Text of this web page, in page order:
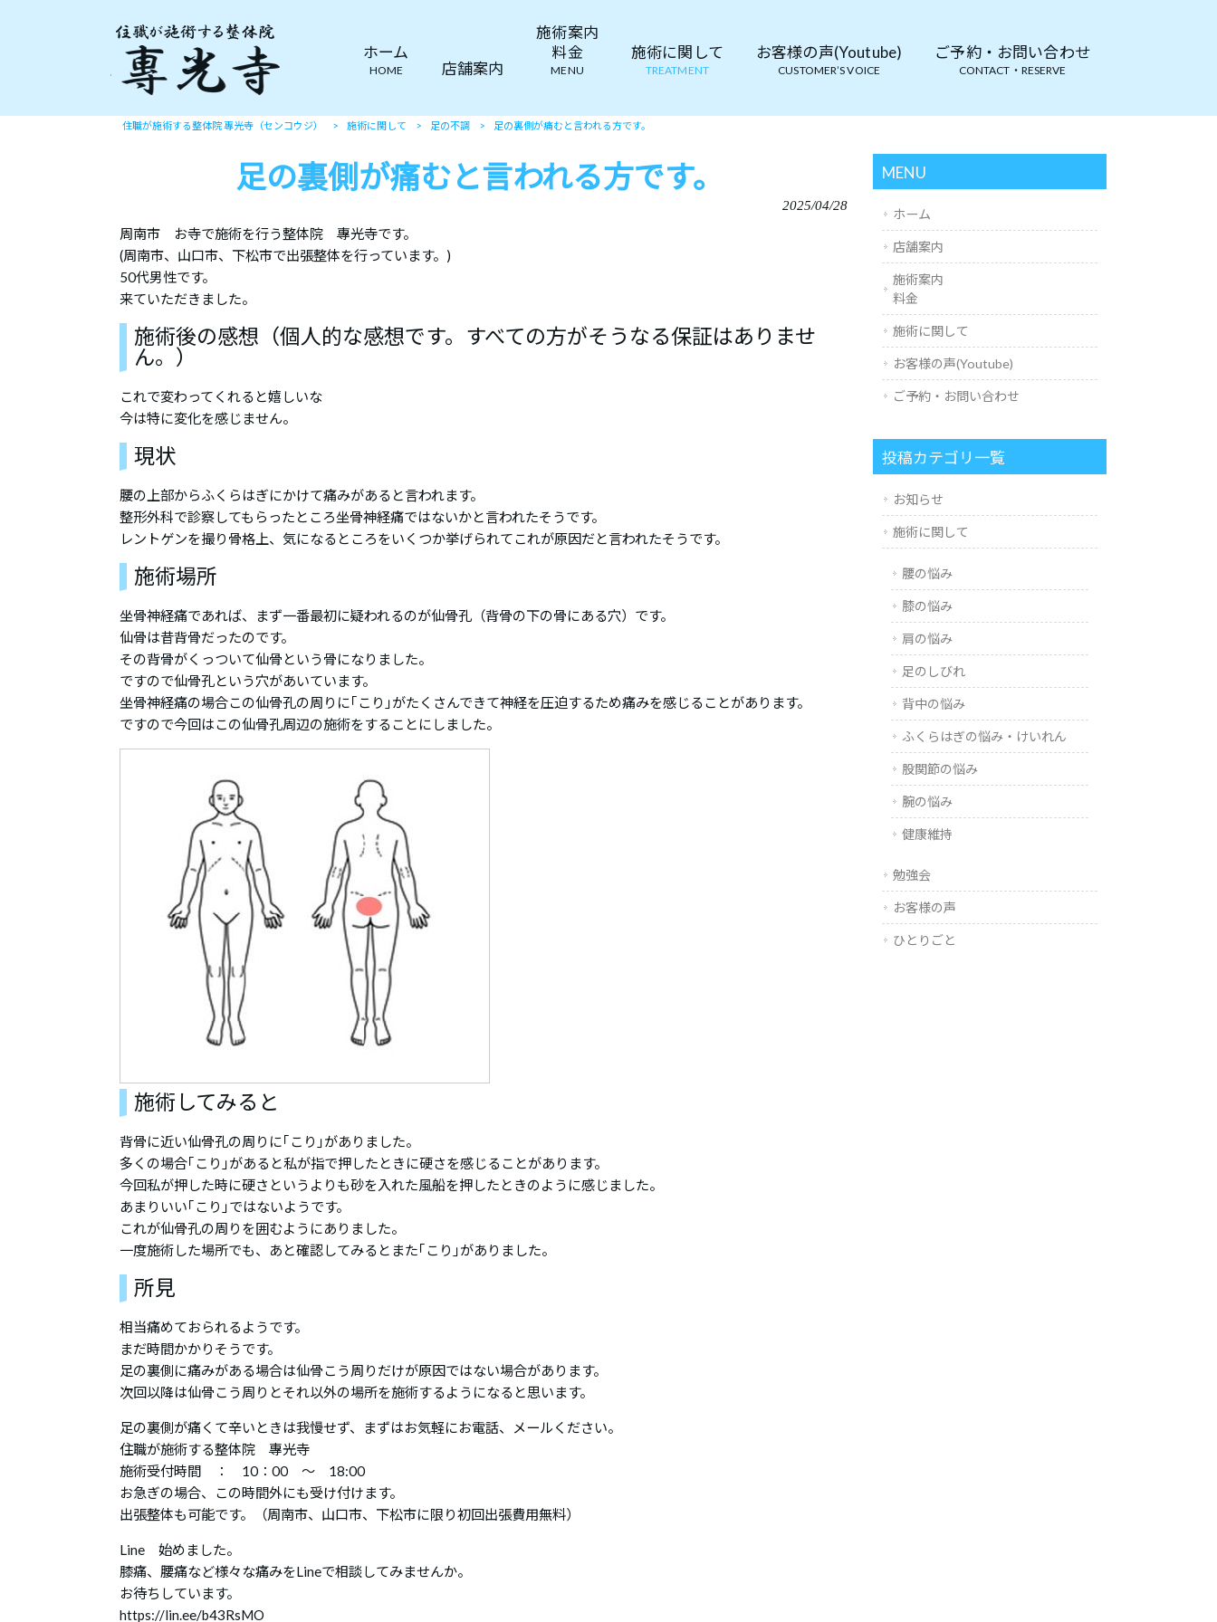
ホーム
HOME 店舗案内
施術案内
料金
MENU
施術に関して
TREATMENT
お客様の声(Youtube)
CUSTOMER’S VOICE
ご予約・お問い合わせ
CONTACT・RESERVE
住職が施術する整体院 專光寺（センコウジ） > 施術に関して > 足の不調 > 足の裏側が痛むと言われる方です。
足の裏側が痛むと言われる方です。
2025/04/28
周南市 お寺で施術を行う整体院 專光寺です。
(周南市、山口市、下松市で出張整体を行っています。)
50代男性です。
来ていただきました。
施術後の感想（個人的な感想です。すべての方がそうなる保証はありませ
ん。）
これで変わってくれると嬉しいな
今は特に変化を感じません。
現状
腰の上部からふくらはぎにかけて痛みがあると言われます。
整形外科で診察してもらったところ坐骨神経痛ではないかと言われたそうです。
レントゲンを撮り骨格上、気になるところをいくつか挙げられてこれが原因だと言われたそうです。
施術場所
坐骨神経痛であれば、まず一番最初に疑われるのが仙骨孔（背骨の下の骨にある穴）です。
仙骨は昔背骨だったのです。
その背骨がくっついて仙骨という骨になりました。
ですので仙骨孔という穴があいています。
坐骨神経痛の場合この仙骨孔の周りに｢こり｣がたくさんできて神経を圧迫するため痛みを感じることがあります。
ですので今回はこの仙骨孔周辺の施術をすることにしました。
施術してみると
背骨に近い仙骨孔の周りに｢こり｣がありました。
多くの場合｢こり｣があると私が指で押したときに硬さを感じることがあります。
今回私が押した時に硬さというよりも砂を入れた風船を押したときのように感じました。
あまりいい｢こり｣ではないようです。
これが仙骨孔の周りを囲むようにありました。
一度施術した場所でも、あと確認してみるとまた｢こり｣がありました。
所見
相当痛めておられるようです。
まだ時間かかりそうです。
足の裏側に痛みがある場合は仙骨こう周りだけが原因ではない場合があります。
次回以降は仙骨こう周りとそれ以外の場所を施術するようになると思います。
足の裏側が痛くて辛いときは我慢せず、まずはお気軽にお電話、メールください。
住職が施術する整体院 專光寺
施術受付時間 ： 10：00 ～ 18:00
お急ぎの場合、この時間外にも受け付けます。
出張整体も可能です。（周南市、山口市、下松市に限り初回出張費用無料）
Line 始めました。
膝痛、腰痛など様々な痛みをLineで相談してみませんか。
お待ちしています。
https://lin.ee/b43RsMO
MENU
ホーム
店舗案内
施術案内
料金
施術に関して
お客様の声(Youtube)
ご予約・お問い合わせ
投稿カテゴリ一覧
お知らせ
施術に関して
腰の悩み
膝の悩み
肩の悩み
足のしびれ
背中の悩み
ふくらはぎの悩み・けいれん
股関節の悩み
腕の悩み
健康維持
勉強会
お客様の声
ひとりごと